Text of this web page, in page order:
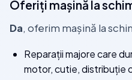
Oferiți mașină la
Da, oferim mașină la
Reparații majore care
motor, cutie, distribuție